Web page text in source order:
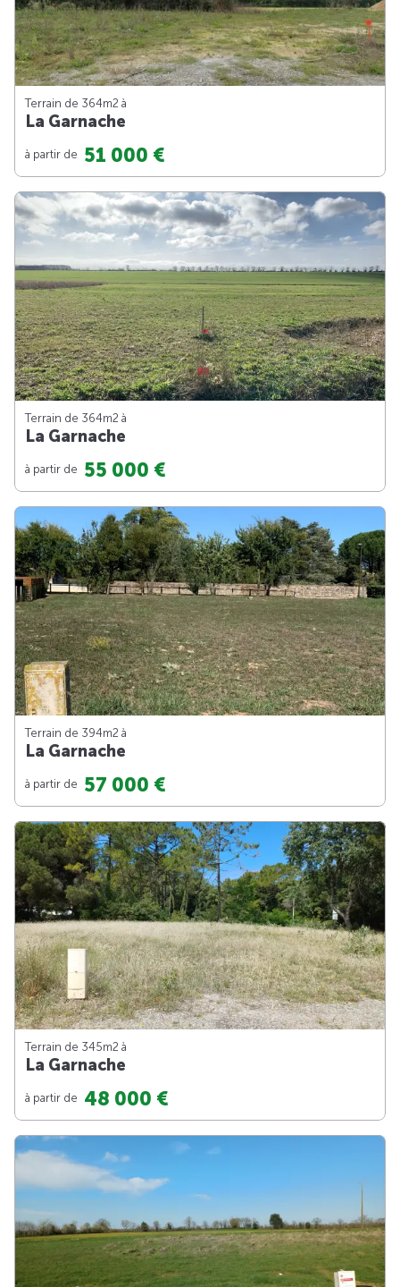
Terrain de 364m2 à
La Garnache
à partir de 51 000 €
Terrain de 364m2 à
La Garnache
à partir de 55 000 €
Terrain de 394m2 à
La Garnache
à partir de 57 000 €
Terrain de 345m2 à
La Garnache
à partir de 48 000 €